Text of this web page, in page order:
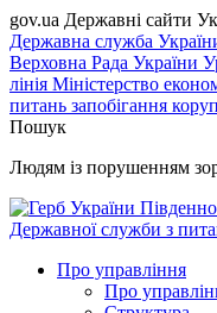
gov.ua Державні сайти
Державна служба
Верховна Рада України
лінія Міністерство
питань запобігання
Пошук
Людям із порушенням
Державної служби з
Про управління
Про